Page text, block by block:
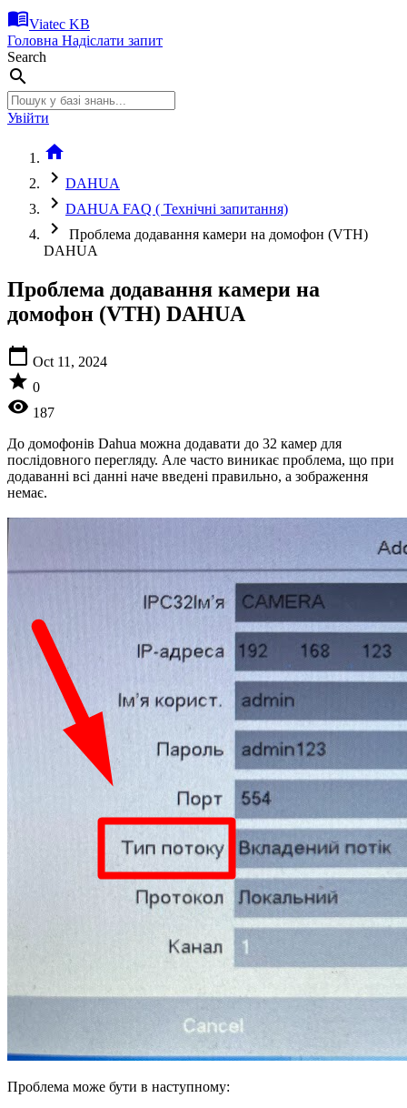
menu_bookViatec KB
Головна Надіслати запит
Search
search
Увійти
home
chevron_right DAHUA
chevron_right DAHUA FAQ ( Технічні запитання)
chevron_right
Проблема додавання камери на домофон (VTH)
DAHUA
Проблема додавання камери на
домофон (VTH) DAHUA
calendar_today Oct 11, 2024
star 0
visibility 187
До домофонів Dahua можна додавати до 32 камер для
послідовного перегляду. Але часто виникає проблема, що при
додаванні всі данні наче введені правильно, а зображення
немає.
Проблема може бути в наступному: